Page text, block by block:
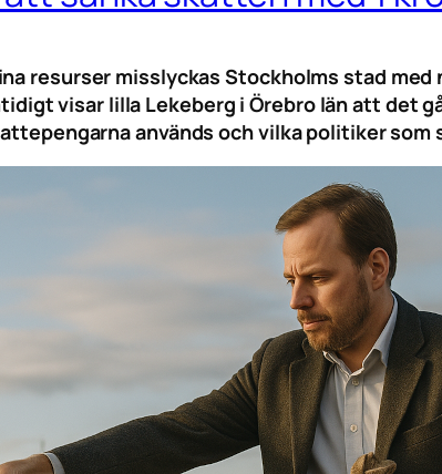
resurser misslyckas Stockholms stad med
visar lilla Lekeberg i Örebro län att det
används och vilka politiker som